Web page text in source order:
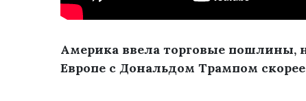
Америка ввела торговые пошлины,
Европе с Дональдом Трампом